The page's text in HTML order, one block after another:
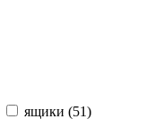
ящики (51)